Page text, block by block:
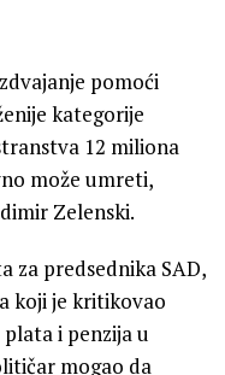
pomoći
kategorije
12 miliona
može umreti,
Zelenski.
za predsednika SAD,
koji je kritikovao
i penzija u
mogao da